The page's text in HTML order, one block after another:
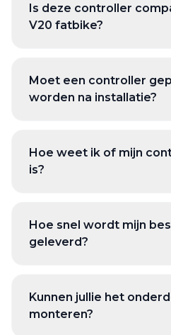
Is deze controller
V20 fatbike?
Moet een controller
worden na installatie?
Hoe weet ik of mijn
is?
Hoe snel wordt mijn
geleverd?
Kunnen jullie het
monteren?